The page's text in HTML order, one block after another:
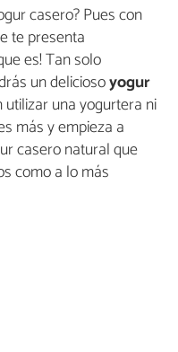
casero? Pues con
te presenta
es! Tan solo
un deliciosoyogur
utilizar una yogurtera ni
más y empieza a
casero natural que
como a lo más